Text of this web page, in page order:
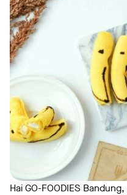
Hai GO-FOODIES Bandung,